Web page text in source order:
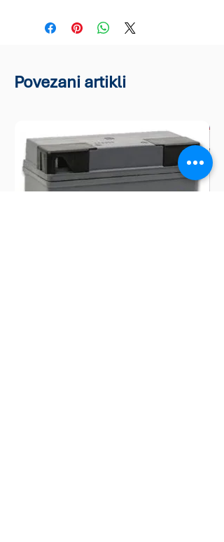
Povezani artikli